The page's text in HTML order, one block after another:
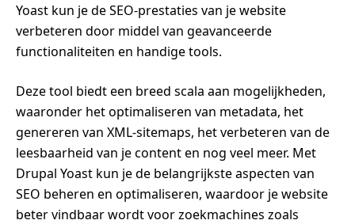
Yoast kun je de SEO-prestaties van je website
verbeteren door middel van geavanceerde
functionaliteiten en handige tools.
Deze tool biedt een breed scala aan mogelijkheden,
waaronder het optimaliseren van metadata, het
genereren van XML-sitemaps, het verbeteren van de
leesbaarheid van je content en nog veel meer. Met
Drupal Yoast kun je de belangrijkste aspecten van
SEO beheren en optimaliseren, waardoor je website
beter vindbaar wordt voor zoekmachines zoals